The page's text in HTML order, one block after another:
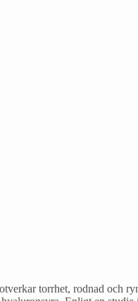
torrhet, rodnad och